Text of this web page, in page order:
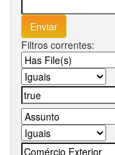
Filtros correntes: